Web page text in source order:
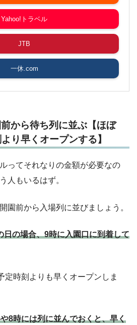
Yahoo!トラベル
JTB
一休.com
前から待ち列に並ぶ【ほぼ
り早くオープンする】
ってそれなりの金額が必要なの
人もいるはず。
園前から入場列に並びましょう。
日の場合、9時に入園口に到着して
定時刻よりも早くオープンしま
8時には列に並んでおくと、早く